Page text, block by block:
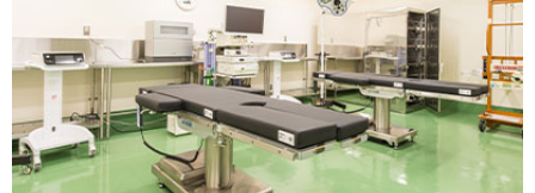
大阪医療センター 2022.12.05
2022/12/15医工連携マッチング例会【次世代医療システム
産業化フォーラム2022（MDF）】のお知らせ